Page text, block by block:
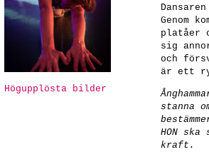
Högupplösta bilder
Genom
platåer
sig
och
är ett
stanna
HON
kraft.